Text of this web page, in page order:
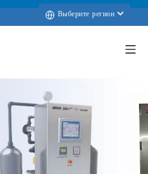
Выберите регион